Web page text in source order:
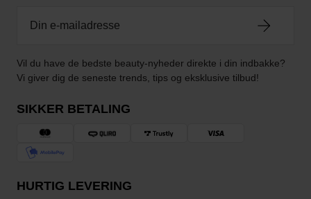
Vil du have de bedste beauty-nyheder direkte i din indbakke?
Vi giver dig de seneste trends, tips og eksklusive tilbud!
SIKKER BETALING
HURTIG LEVERING